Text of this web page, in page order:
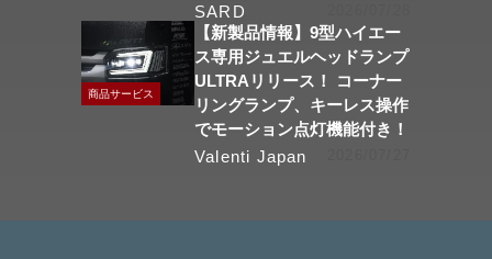
SARD
商品サービス
【新製品情報】9型ハイエー
ス専用ジュエルヘッドランプ
ULTRAリリース！ コーナー
リングランプ、キーレス操作
でモーション点灯機能付き！
Valenti Japan